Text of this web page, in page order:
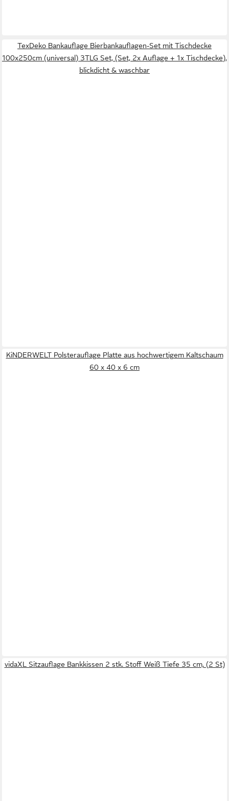
TexDeko Bankauflage Bierbankauflagen-Set mit Tischdecke
100x250cm (universal) 3TLG Set, (Set, 2x Auflage + 1x Tischdecke),
blickdicht & waschbar
KiNDERWELT Polsterauflage Platte aus hochwertigem Kaltschaum
60 x 40 x 6 cm
vidaXL Sitzauflage Bankkissen 2 stk. Stoff Weiß Tiefe 35 cm, (2 St)